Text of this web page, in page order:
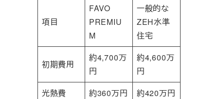
項目
FAVO
PREMIU
M
一般的な
ZEH水準
住宅
初期費用
約4,700万
円
約4,600万
円
光熱費
約360万円
約420万円